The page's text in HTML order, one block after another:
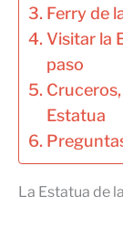
Ferry de
Visitar la
paso
Estatua
La Estatua de